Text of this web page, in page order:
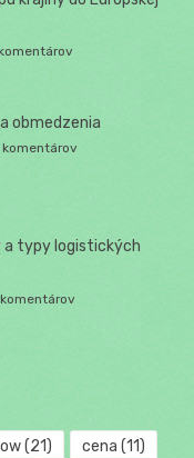
obmedzenia
komentárov
a typy logistických
(21) cena (11)